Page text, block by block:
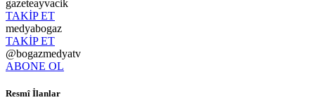
gazeteayvacik
TAKİP ET
medyabogaz
TAKİP ET
@bogazmedyatv
ABONE OL
Resmî İlanlar